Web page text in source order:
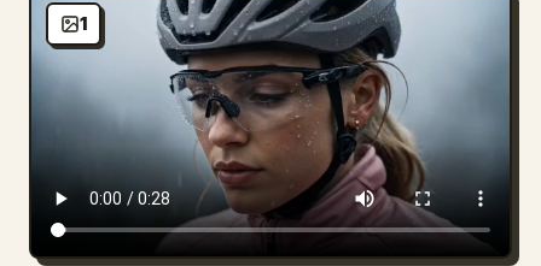
技能
提示詞
下載
1